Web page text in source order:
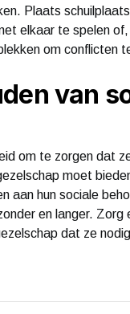
Plaats
elkaar te spelen of,
om conflicten
van
om te zorgen dat
moet
aan hun sociale
en langer.
dat ze